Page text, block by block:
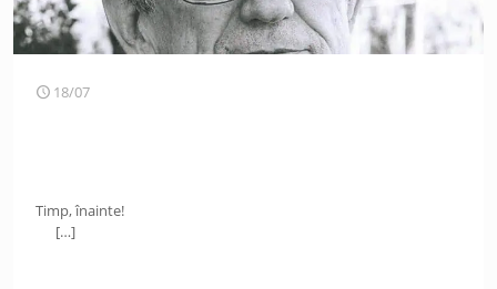
18/07
Timp, înainte!
[…]